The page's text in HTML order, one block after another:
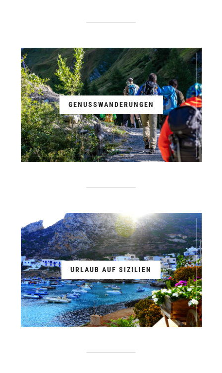
GENUSSWANDERUNGEN
URLAUB AUF SIZILIEN